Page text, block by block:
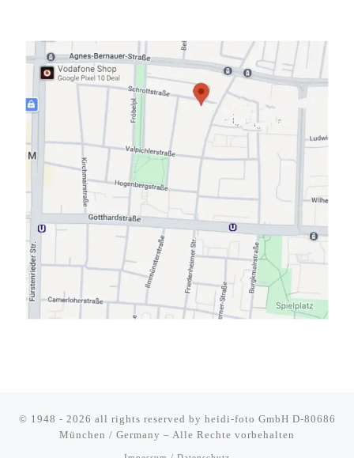
© 1948 - 2026 all rights reserved by heidi-foto GmbH D-80686
München / Germany – Alle Rechte vorbehalten